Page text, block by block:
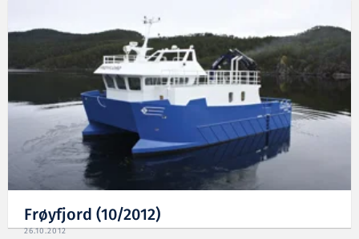
Frøyfjord (10/2012)
26.10.2012